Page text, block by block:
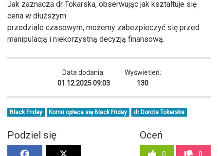
Jak zaznacza dr Tokarska, obserwując jak kształtuje się
cena w dłuższym
przedziale czasowym, możemy zabezpieczyć się przed
manipulacją i niekorzystną decyzją finansową.
Data dodania:
01.12.2025 09:03
Wyświetleń:
130
Black Friday Komu opłaca się Black Friday dr Dorota Tokarska
Podziel się Oceń
0 0